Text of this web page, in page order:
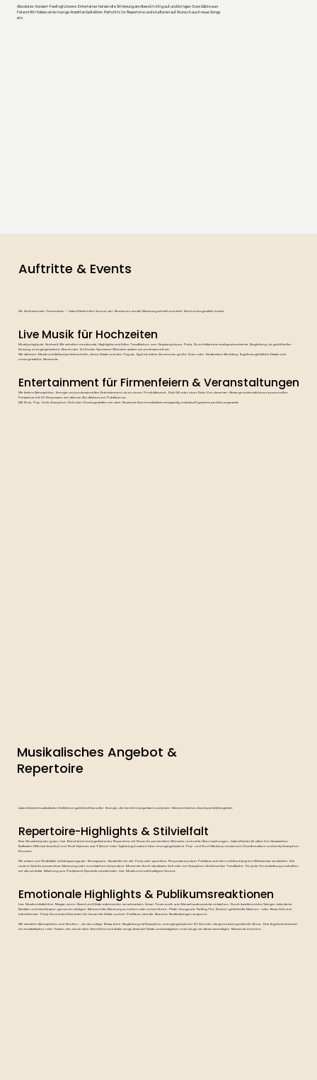
Absolutes Konzert-Feeling! Unsere Entertainer heizen die Stimmung am Abend richtig auf und bringen Eure Gäste zum
Feiern! Wir haben eine riesige Anzahl an beliebten Partyhits im Repertoire und studieren auf Wunsch auch neue Songs
ein.
Auftritte & Events
Ob Hochzeit oder Firmenfeier – Listen2 liefert den Sound, der Emotionen weckt, Stimmung schafft und dein Event unvergesslich macht.
Live Musik für Hochzeiten
Musik prägt jede Hochzeit. Wir schaffen emotionale Highlights und füllen Tanzflächen, vom Empfang bis zur Party. Du erhältst eine maßgeschneiderte Begleitung, ob gefühlvoller
Gesang, energiegeladene Band oder DJ-Kombi. Spontane Wünsche setzen wir professionell um.
Wir stimmen Musik und Ablauf perfekt auf dich, deine Gäste und den Tag ab. Egal ob intime Zeremonie, große Feier oder Destination Wedding. Ergebnis: glückliche Gäste und
unvergessliche Momente.
Entertainment für Firmenfeiern & Veranstaltungen
Wir liefern Atmosphäre, Energie und professionelles Entertainment, ob zu einem Produktlaunch, Kick-Off oder einer Gala. Von dezenter Hintergrundmusik bis zur powervollen
Partyshow mit DJ-Set passen wir alles an Ziel, Ablauf und Publikum an.
Mit Rock, Pop, Funk, Saxophon-Soli oder Charts gestalten wir dein Business-Event musikalisch einzigartig, individuell geplant, perfekt umgesetzt.
Musikalisches Angebot &
Repertoire
Listen2 bietet musikalische Vielfalt von gefühlvoll bis voller Energie, die berührt, begeistert und jeden Moment deines Events perfekt begleitet.
Repertoire-Highlights & Stilvielfalt
Das Herzstück jeder guten Live Band ist ein breit gefächertes Repertoire mit Raum für persönliche Wünsche und echte Überraschungen. Listen2 bietet dir alles: Von klassischen
Balladen ("Mental Jewelry") und Rock-Hymnen wie "I Alone" oder "Lightning Crashes" über energiegeladene Pop- und Soul-Hits bis zu modernen Chartbreakern und funky Saxophon-
Grooves.
Wir setzen auf Flexibilität: Lieblingssongs der Brautpaare, Bestseller für die Party oder spontane Requests aus dem Publikum werden nahtlos integriert. Wahlweise verstärken DJs
unsere Sets für pausenlose Stimmung oder es entstehen besondere Momente durch akustische Soli oder ein Saxophon direkt auf der Tanzfläche. Für jede Veranstaltung erschaffen
wir die perfekte Mischung aus Partyband-Dynamik, emotionaler Live Musik und nachhaltigem Sound.
Emotionale Highlights & Publikumsreaktionen
Live Musik entfaltet ihre Magie, wenn Band und Gäste miteinander verschmelzen. Unser Team weiß, wie Gänsehautmomente entstehen: Durch facettenreiche Sänger, talentierte
Musiker und das Gespür, genau im richtigen Moment die Stimmung zu heben oder zu berühren. Platin-Songs wie "Selling The Drama", gefühlvolle Gitarren- oder Bass-Soli und
mitreißender Party-Sound sind Garanten für tanzende Gäste und ein Publikum, das die Band zu Bestleistungen anspornt.
Wir schaffen Atmosphäre und Emotion – ob als rockige Basis, feine Begleitung mit Saxophon, energiegeladenes DJ-Set oder als genreübergreifende Show. Das Ergebnis ist immer
ein musikalischer roter Faden, der durch dein Event führt und dafür sorgt, dass sich Gäste und Gastgeber noch lange an diese einmaligen Momente erinnern.